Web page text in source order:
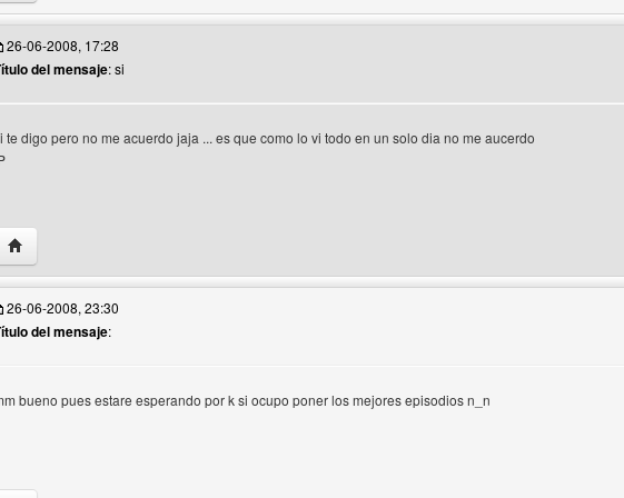
del usuario
26-06-2008, 17:28
del mensaje: si
te digo pero no me acuerdo jaja ... es que como lo vi todo en un solo dia no me aucerdo
Visitar sitio web del autor: m4st3r-desing
usuario
26-06-2008, 23:30
del mensaje:
bueno pues estare esperando por k si ocupo poner los mejores episodios n_n